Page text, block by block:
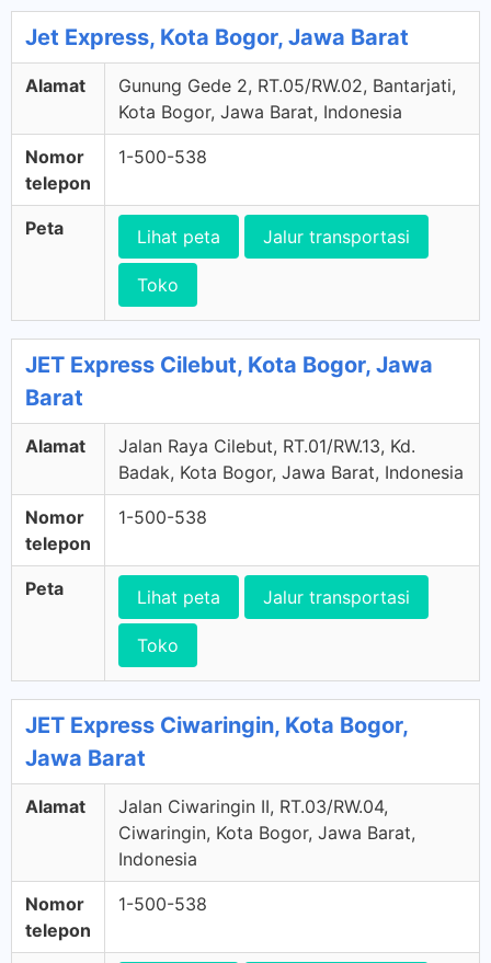
Jet Express, Kota Bogor, Jawa Barat
Alamat
Gunung Gede 2, RT.05/RW.02, Bantarjati,
Kota Bogor, Jawa Barat, Indonesia
Nomor
telepon
1-500-538
Peta Lihat peta Jalur transportasi
Toko
JET Express Cilebut, Kota Bogor, Jawa
Barat
Alamat
Jalan Raya Cilebut, RT.01/RW.13, Kd.
Badak, Kota Bogor, Jawa Barat, Indonesia
Nomor
telepon
1-500-538
Peta Lihat peta Jalur transportasi
Toko
JET Express Ciwaringin, Kota Bogor,
Jawa Barat
Alamat
Jalan Ciwaringin II, RT.03/RW.04,
Ciwaringin, Kota Bogor, Jawa Barat,
Indonesia
Nomor
telepon
1-500-538